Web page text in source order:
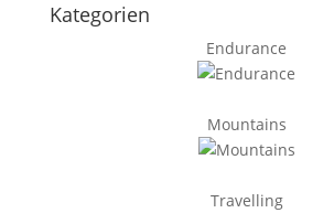
Kategorien
Endurance
Mountains
Travelling